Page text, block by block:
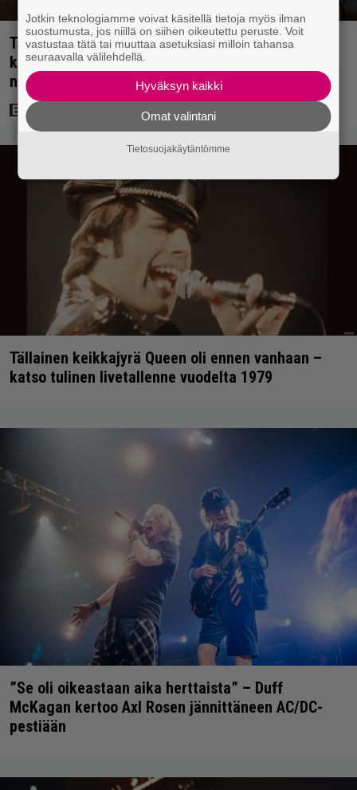
Tänään tv:ssä: Steven Spielbergin ja Tom Cruisen
kaveruus loppui 21 vuotta sitten – Syynä Cruisen
nolo käytös
Tällainen keikkajyrä Queen oli ennen vanhaan –
katso tulinen livetallenne vuodelta 1979
”Se oli oikeastaan aika herttaista” – Duff
McKagan kertoo Axl Rosen jännittäneen AC/DC-
pestiään
Jotkin teknologiamme voivat käsitellä tietoja myös ilman
suostumusta, jos niillä on siihen oikeutettu peruste. Voit
vastustaa tätä tai muuttaa asetuksiasi milloin tahansa
seuraavalla välilehdellä.
Hyväksyn kaikki
Omat valintani
Tietosuojakäytäntömme